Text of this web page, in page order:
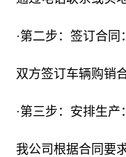
·第二步：签订合同
双方签订车辆购销
·第三步：安排生产
我公司根据合同要